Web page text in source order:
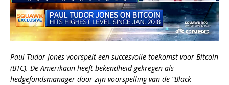
Paul Tudor Jones voorspelt een succesvolle toekomst voor Bitcoin
(BTC). De Amerikaan heeft bekendheid gekregen als
hedgefondsmanager door zijn voorspelling van de “Black